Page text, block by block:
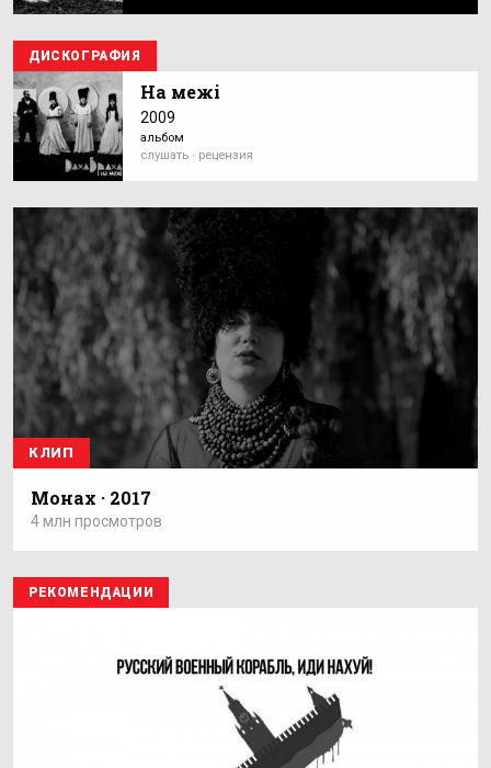
ДИСКОГРАФИЯ
На межі
2009
альбом
слушать · рецензия
КЛИП
Монах · 2017
4 млн просмотров
РЕКОМЕНДАЦИИ